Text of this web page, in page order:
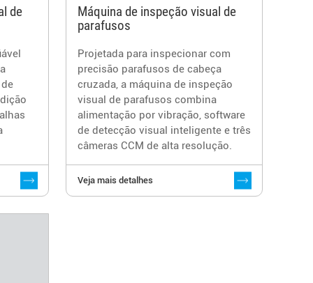
de
Máquina de inspeção visual de
parafusos
Projetada para inspecionar com
precisão parafusos de cabeça
cruzada, a máquina de inspeção
visual de parafusos combina
alimentação por vibração, software
de detecção visual inteligente e três
câmeras CCM de alta resolução.
Veja mais detalhes